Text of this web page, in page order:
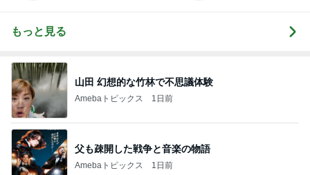
もっと見る
山田 幻想的な竹林で不思議体験
Amebaトピックス 1日前
父も疎開した戦争と音楽の物語
Amebaトピックス 1日前